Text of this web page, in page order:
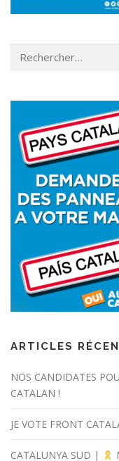
ARTICLES
NOS CANDIDATES
CATALAN !
JE VOTE FRONT
CATALUNYA SUD |